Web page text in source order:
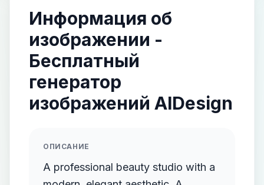
Информация об
изображении -
Бесплатный
генератор
изображений AIDesign
ОПИСАНИЕ
A professional beauty studio with a